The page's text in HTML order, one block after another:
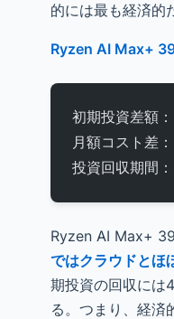
的には最も経済的
Ryzen AI Max+
初期投資差額
月額コスト
投資回収期
Ryzen AI Max+
ではクラウドとほ
期投資の回収には
る。つまり、経済